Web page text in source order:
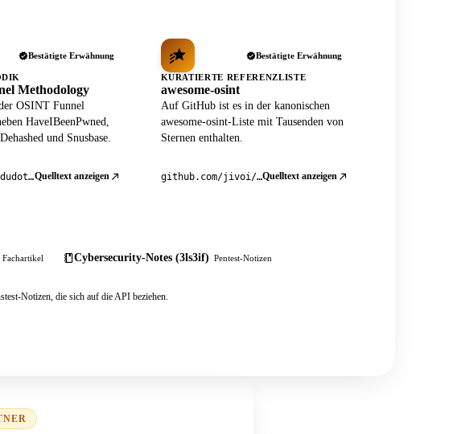
Bestätigte Erwähnung
Methodology
OSINT Funnel
HaveIBeenPwned,
und Snusbase.
github.com/pdudotdev/ofmQuelltext anzeigen
Bestätigte Erwähnung
KURATIERTE REFERENZLISTE
awesome-osint
Auf GitHub ist es in der kanonischen
awesome-osint-Liste mit Tausenden von
Sternen enthalten.
github.com/jivoi/awesome-osintQuelltext anzeigen
Fachartikel Cybersecurity-Notes (3ls3if) Pentest-Notizen
Notizen, die sich auf die API beziehen.